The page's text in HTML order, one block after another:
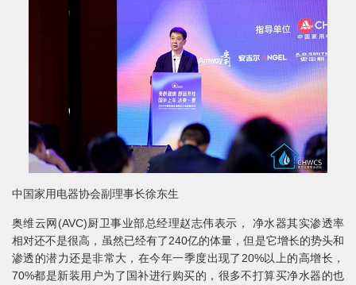
中国家用电器协会副理事长徐东生
奥维云网(AVC)厨卫事业部总经理赵志伟表示， 净水器其实渗透率
相对还不是很高，虽然已经有了240亿的体量，但是它增长的势头和
渗透的潜力还是非常大，在今年一季度出现了20%以上的高增长，
70%都是新装用户为了国补进行购买的，很多不打算买净水器的也